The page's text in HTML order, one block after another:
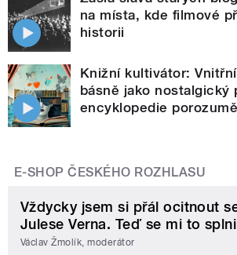
na místa, kde filmové
historii
Knižní kultivátor:
básně jako nostalgický
encyklopedie
E-SHOP ČESKÉHO ROZHLASU
Vždycky jsem si přál ocitnout
Julese Verna. Teď se mi to
Václav Žmolík, moderátor